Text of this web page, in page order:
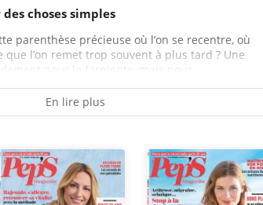
choses simples
parenthèse précieuse où l’on se recentre, où
que l’on remet trop souvent à plus tard ? Une
pour le farniente, mais pour...
En lire plus